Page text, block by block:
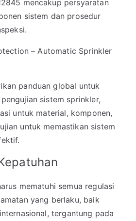
mencakup persyaratan
sistem dan prosedur
– Automatic Sprinkler
panduan global untuk
sistem sprinkler,
untuk material, komponen,
untuk memastikan sistem
mematuhi semua regulasi
yang berlaku, baik
tergantung pada